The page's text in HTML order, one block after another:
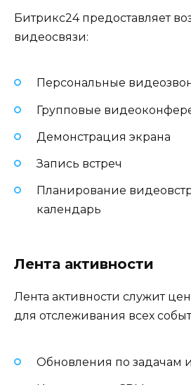
Битрикс24 предоставляет
видеосвязи:
Персональные
Групповые
Демонстрация экрана
Запись встреч
Планирование
календарь
Лента активности
Лента активности служит
для отслеживания всех
Обновления по задачам